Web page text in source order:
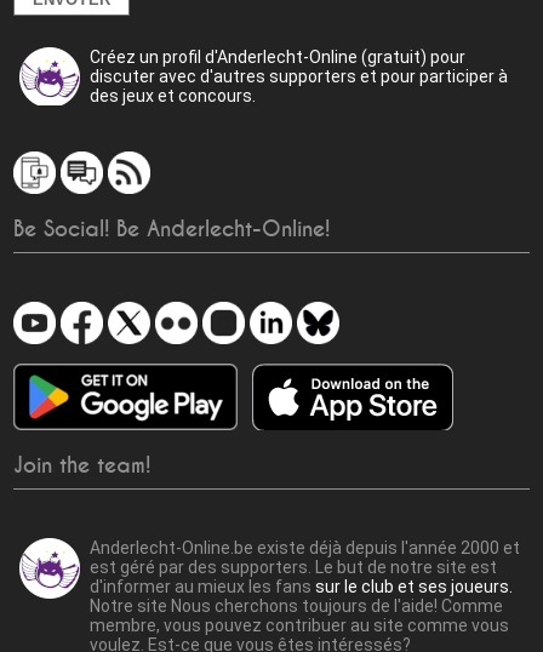
Créez un profil d'Anderlecht-Online (gratuit) pour
discuter avec d'autres supporters et pour participer à
des jeux et concours.
Be Social! Be Anderlecht-Online!
Join the team!
Anderlecht-Online.be existe déjà depuis l'année 2000 et
est géré par des supporters. Le but de notre site est
d'informer au mieux les fanssur le club et ses joueurs.
Notre site Nous cherchons toujours de l'aide! Comme
membre, vous pouvez contribuer au site comme vous
voulez. Est-ce que vous êtes intéressés?